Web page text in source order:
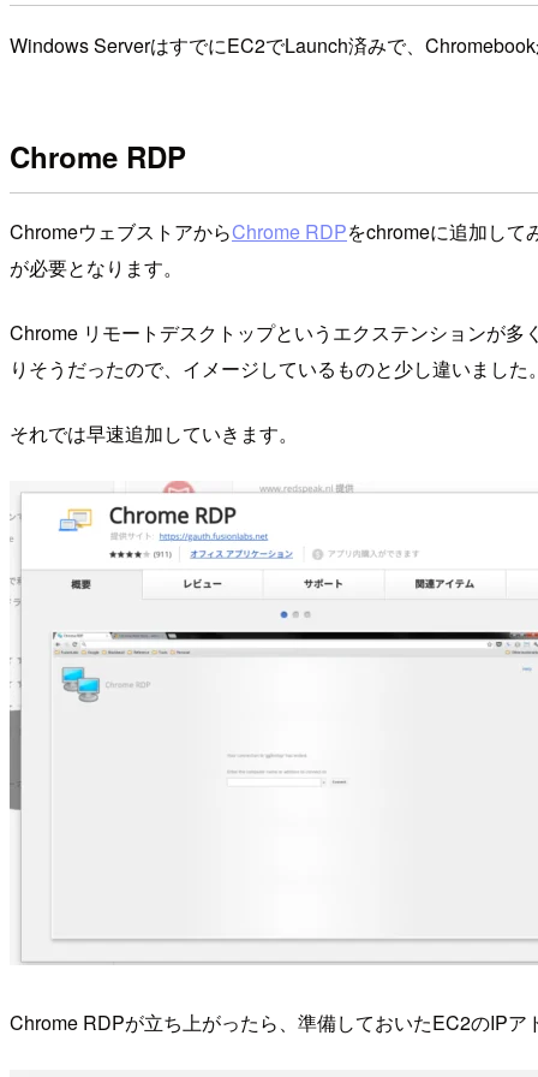
Windows ServerはすでにEC2でLaunch済みで、
Chrome RDP
ChromeウェブストアからChrome RDPをchromeに追加して
が必要となります。
Chrome リモートデスクトップというエクステンションが
りそうだったので、イメージしているものと少し違いました
それでは早速追加していきます。
Chrome RDPが立ち上がったら、準備しておいたEC2のIPア